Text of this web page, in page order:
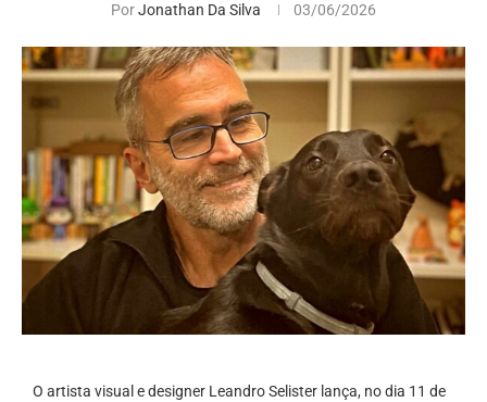
PorJonathan Da Silva 03/06/2026
O artista visual e designer Leandro Selister lança, no dia 11 de